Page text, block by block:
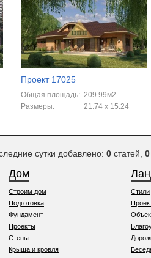
Проект 17025
Общая площадь: 209.99м2
Размеры:
21.74 x 15.24
сутки добавлено: 0 статей, 0
Дом
Строим дом
Подготовка
Фундамент
Проекты
Стены
Крыша и кровля
Стили